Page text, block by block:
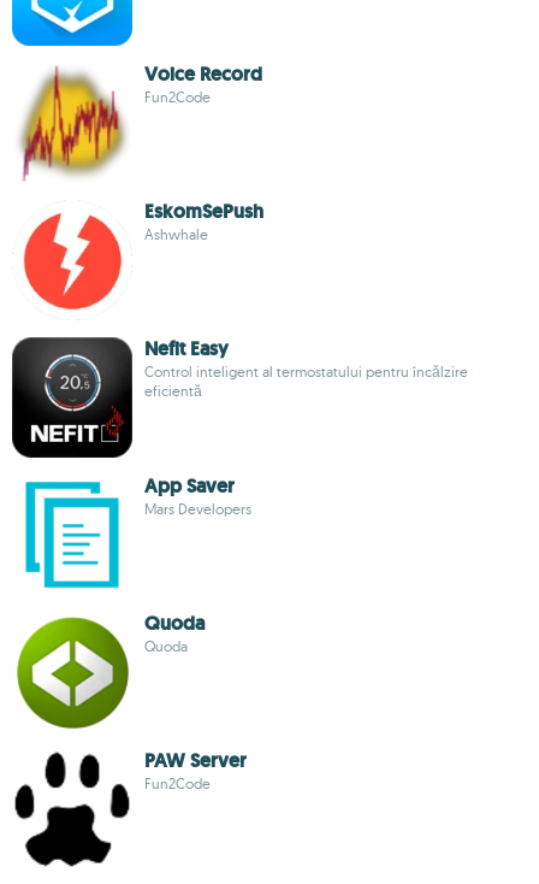
Voice Record
Fun2Code
EskomSePush
Ashwhale
Nefit Easy
Control inteligent al termostatului pentru încălzire
eficientă
App Saver
Mars Developers
Quoda
Quoda
PAW Server
Fun2Code